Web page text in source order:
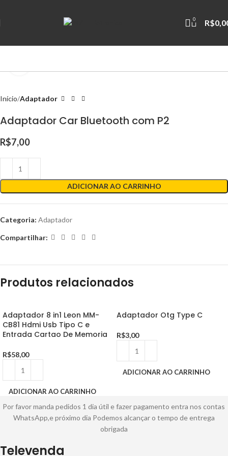
0 R$
Início Adaptador
Adaptador Car Bluetooth com P2
R$7,00
ADICIONAR AO CARRINHO
Categoria: Adaptador
Compartilhar:
Produtos relacionados
Adaptador 8 in1 Leon MM-
CB81 Hdmi Usb Tipo C e
Entrada Cartao De Memoria
R$58,00
ADICIONAR AO CARRINHO
Adaptador Otg Type C
R$3,00
ADICIONAR AO CARRINHO
Por favor manda pedidos 1 dia útil e fazer pagamento entra nos contas
WhatsApp,e próximo dia Podemos alcançar o tempo de entrega
obrigada
Televenda